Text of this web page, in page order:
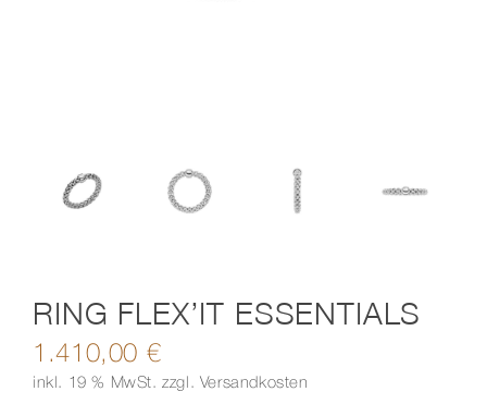
RING FLEX’IT ESSENTIALS
1.410,00 €
inkl. 19 % MwSt. zzgl. Versandkosten